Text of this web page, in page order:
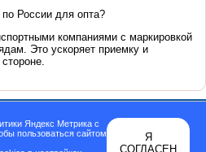
по России для опта?
компаниями с маркировкой
Это ускоряет приемку и
, 2003-2026
Иваново - Trenin.su
Яндекс Метрика с
пользоваться сайтом
Я
СОГЛАСЕН